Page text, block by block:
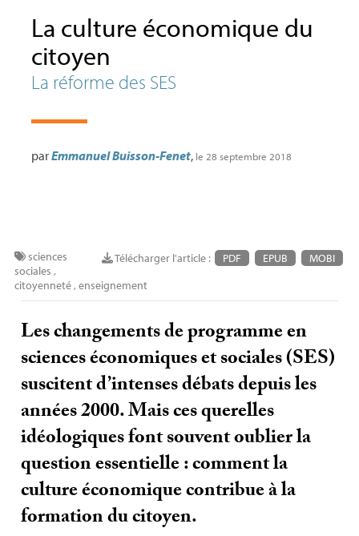
La culture économique du
citoyen
La réforme des SES
parEmmanuel Buisson-Fenet, le 28 septembre 2018
Télécharger l'article : PDF EPUB MOBI
sciences
sociales ,
citoyenneté,enseignement
Les changements de programme en
sciences économiques et sociales (SES)
suscitent d’intenses débats depuis les
années 2000. Mais ces querelles
idéologiques font souvent oublier la
question essentielle : comment la
culture économique contribue à la
formation du citoyen.